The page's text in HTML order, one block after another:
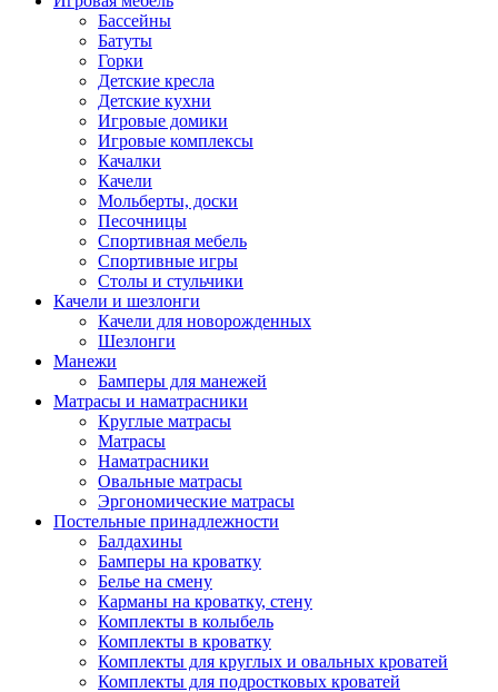
Бассейны
Батуты
Горки
Детские кресла
Детские кухни
Игровые домики
Игровые комплексы
Качалки
Качели
Мольберты, доски
Песочницы
Спортивная мебель
Спортивные игры
Столы и стульчики
Качели и шезлонги
Качели для новорожденных
Шезлонги
Манежи
Бамперы для манежей
Матрасы и наматрасники
Круглые матрасы
Матрасы
Наматрасники
Овальные матрасы
Эргономические матрасы
Постельные принадлежности
Балдахины
Бамперы на кроватку
Белье на смену
Карманы на кроватку, стену
Комплекты в колыбель
Комплекты в кроватку
Комплекты для круглых и овальных кроватей
Комплекты для подростковых кроватей